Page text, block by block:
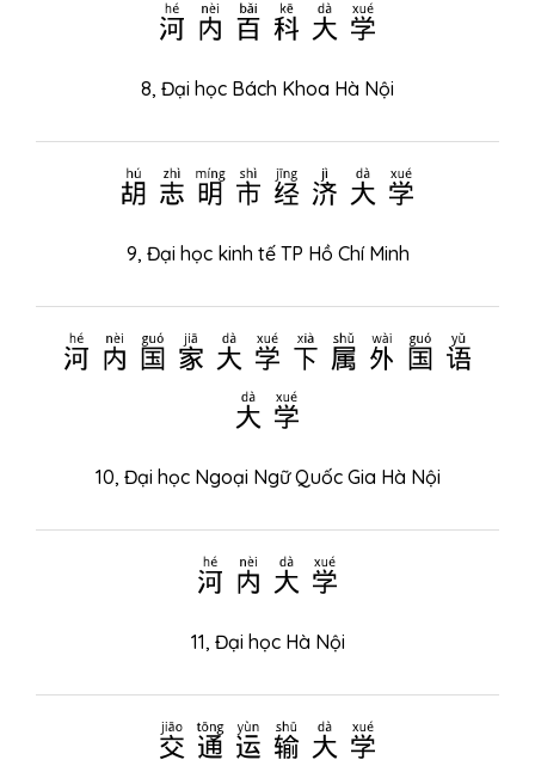
河内百科大学
8, Đại học Bách Khoa Hà Nội
胡志明市经济大学
9, Đại học kinh tế TP Hồ Chí Minh
河内国家大学下属外国语
大学
10, Đại học Ngoại Ngữ Quốc Gia Hà Nội
河内大学
11, Đại học Hà Nội
交通运输大学